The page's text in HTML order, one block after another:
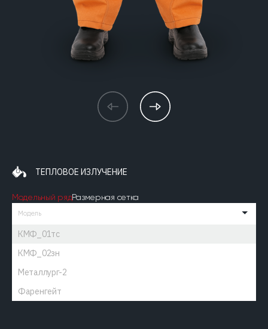
ТЕПЛОВОЕ ИЗЛУЧЕНИЕ
Модельный рядРазмерная сетка
Модель
КМФ_01тс
КМФ_02зн
Металлург-2
Фаренгейт